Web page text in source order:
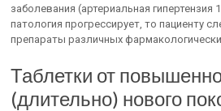
заболевания (артериальная гипертензия
патология прогрессирует, то пациенту
препараты различных
Таблетки от
(длительно) нового